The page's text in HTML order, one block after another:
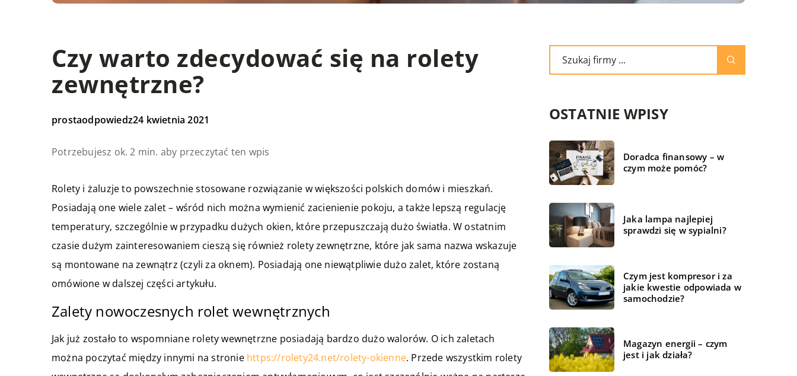
Czy warto zdecydować się na rolety
zewnętrzne?
prostaodpowiedz24 kwietnia 2021
Potrzebujesz ok. 2 min. aby przeczytać ten wpis
Rolety i żaluzje to powszechnie stosowane rozwiązanie w większości polskich domów i mieszkań.
Posiadają one wiele zalet – wśród nich można wymienić zacienienie pokoju, a także lepszą regulację
temperatury, szczególnie w przypadku dużych okien, które przepuszczają dużo światła. W ostatnim
czasie dużym zainteresowaniem cieszą się również rolety zewnętrzne, które jak sama nazwa wskazuje
są montowane na zewnątrz (czyli za oknem). Posiadają one niewątpliwie dużo zalet, które zostaną
omówione w dalszej części artykułu.
Zalety nowoczesnych rolet wewnętrznych
Jak już zostało to wspomniane rolety wewnętrzne posiadają bardzo dużo walorów. O ich zaletach
można poczytać między innymi na stronie https://rolety24.net/rolety-okienne. Przede wszystkim rolety
OSTATNIE WPISY
Doradca finansowy – w
czym może pomóc?
Jaka lampa najlepiej
sprawdzi się w sypialni?
Czym jest kompresor i za
jakie kwestie odpowiada w
samochodzie?
Magazyn energii – czym
jest i jak działa?